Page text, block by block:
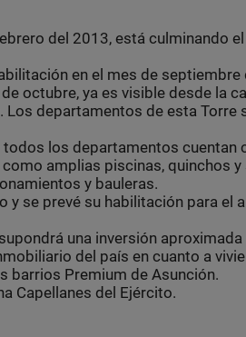
del 2013, está culminando el
en el mes de septiembre
octubre, ya es visible desde la
departamentos de esta Torre
todos los departamentos cuentan
amplias piscinas, quinchos y
y bauleras.
y se prevé su habilitación para el
una inversión aproximada
del país en cuanto a
barrios Premium de Asunción.
Capellanes del Ejército.